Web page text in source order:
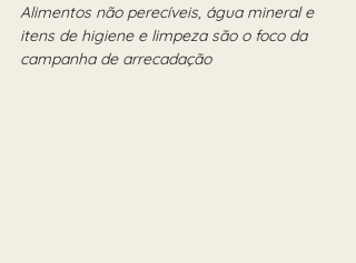
Alimentos não perecíveis, água mineral e
itens de higiene e limpeza são o foco da
campanha de arrecadação